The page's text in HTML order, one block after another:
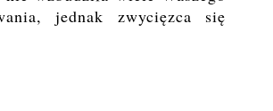
jednak zwycięzca się